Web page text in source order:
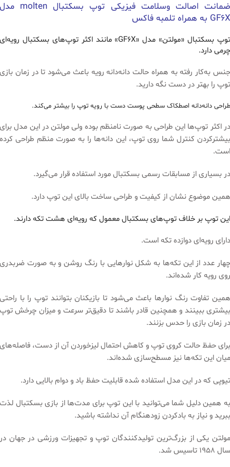
ضمانت اصالت وسلامت فیزیکی توپ بسکتبال molten مدل
GF6X به همراه تلمبه فاکس
توپ بسکتبال «مولتن» مدل «GF6X» مانند اکثر توپ‌های بسکتبال رویه‌ای
چرمی دارد.
جنس به‌کار‌ رفته به همراه حالت دانه‌دانه رویه باعث می‌شود تا در زمان بازی
توپ را بهتر در دست نگه دارید.
طراحی دانه‌دانه اصطکاک سطحی پوست دست با رویه توپ را بیشتر می‌کند.
در اکثر توپ‌ها این طراحی به صورت نامنظم بوده ولی مولتن در این مدل برای
بیشترکردن کنترل شما روی توپ، این دانه‌ها را به صورت منظم طراحی کرده
است.
در بسیاری از مسابقات رسمی بسکتبال مورد استفاده قرار می‌گیرد.
همین موضوع نشان از کیفیت و طراحی ساخت بالای این توپ دارد.
این توپ بر خلاف توپ‌های بسکتبال معمول که رویه‌ای هشت تکه دارند.
دارای رویه‌ای دوازده تکه است.
چهار عدد از این تکه‌ها به شکل نوارهایی با رنگ روشن و به صورت ضربدری
روی رویه کار شده‌اند.
همین تفاوت رنگ نوارها باعث می‌شود تا بازیکنان بتوانند توپ را با راحتی
بیشتری ببینند و همچنین قادر باشند تا دقیق‌تر سرعت و میزان چرخش توپ
در زمان بازی را حدس بزنند.
برای حفظ حالت کروی توپ و کاهش احتمال لیزخوردن آن از دست، فاصله‌‌های
میان این تکه‌ها نیز مسطح‌سازی شده‌اند.
تیوپی که در این مدل استفاده شده قابلیت حفظ باد و دوام بالایی دارد.
به همین دلیل شما می‌توانید با این توپ برای مدت‌ها از بازی بسکتبال لذت
ببرید و نیاز به بادکردن زودهنگام آن نداشته باشید.
مولتن یکی از بزرگ‌ترین تولیدکنندگان توپ و تجهیزات ورزشی در جهان در
سال 1958 تاسیس شد.